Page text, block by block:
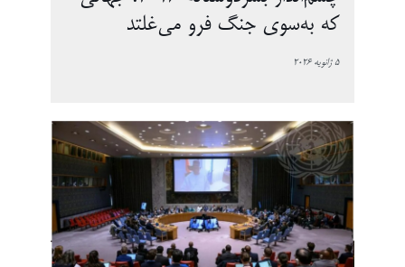
که به‌سوی جنگ فرو می‌غلتد
5 ژانویه 2026